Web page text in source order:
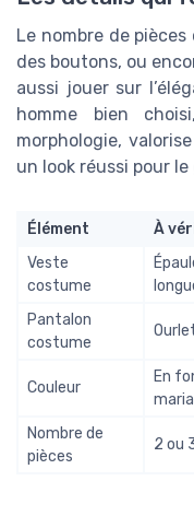
Le nombre de
des boutons, ou
aussi jouer sur
homme bien
morphologie,
un look réussi pour
Élément
À
Veste
costume
Pantalon
costume
Couleur
En
Nombre de
pièces
2 ou